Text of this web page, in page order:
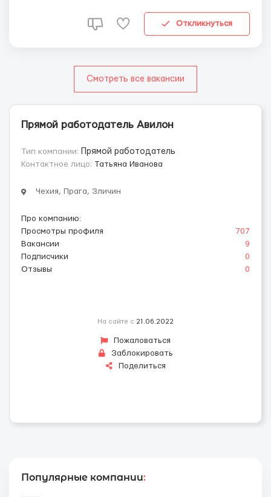
mail:nzhyliaieva@gmail...
Откликнуться
Смотреть все вакансии
Прямой работодатель Авилон
Тип компании:
Прямой работодатель
Контактное лицо: Татьяна Иванова
Чехия, Прага, Зличин
Про компанию:
Просмотры профиля
707
Вакансии
9
Подписчики
0
Отзывы
0
На сайте с 21.06.2022
Пожаловаться
Заблокировать
Поделиться
Популярные компании: